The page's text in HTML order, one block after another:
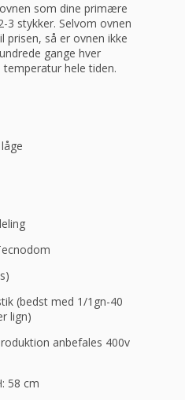
som dine primære
3 stykker. Selvom ovnen
prisen, så er ovnen ikke
gange hver
hele tiden.
(bedst med 1/1gn-40
lign)
anbefales 400v
58 cm